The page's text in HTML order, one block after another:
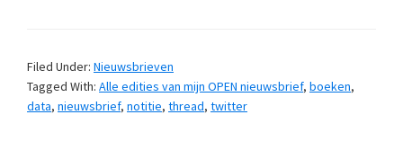
Filed Under: Nieuwsbrieven
Tagged With: Alle edities van mijn OPEN nieuwsbrief, boeken,
data, nieuwsbrief, notitie, thread, twitter